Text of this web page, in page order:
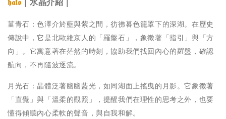
𝖍𝖆𝖑𝖔 ｜水晶介紹｜
菫青石：色澤介於藍與紫之間，彷彿暮色籠罩下的深湖。在歷史
傳說中，它是北歐維京人的「羅盤石」，象徵著「指引」與「方
向」。它寓意著在茫然的時刻，協助我們找回內心的羅盤，確認
航向，不再隨波逐流。
月光石：晶體泛著幽幽藍光，如同湖面上搖曳的月影。它象徵著
「直覺」與「溫柔的觀照」，提醒我們在理性的思考之外，也要
懂得傾聽內心柔軟的聲音，與自我和解。